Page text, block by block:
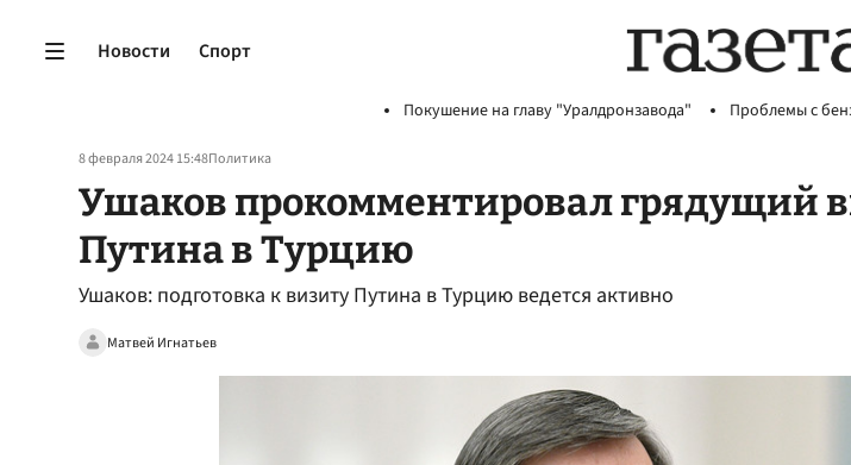
Новости Спорт
Покушение на главу "Уралдронзавода" Проблемы с
8 февраля 2024 15:48Политика
Ушаков прокомментировал грядущий
Путина в Турцию
Ушаков: подготовка к визиту Путина в Турцию ведется активно
Матвей Игнатьев